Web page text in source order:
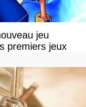
jeu
premiers jeux